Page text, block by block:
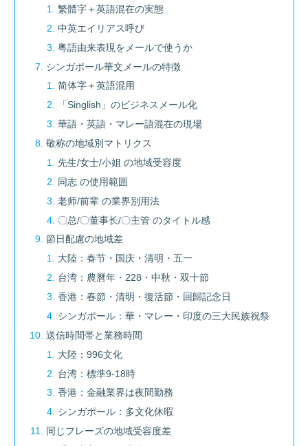
繁體字＋英語混在の実態
中英エイリアス呼び
粤語由来表現をメールで使うか
シンガポール華文メールの特徴
简体字＋英語混用
「Singlish」のビジネスメール化
華語・英語・マレー語混在の現場
敬称の地域別マトリクス
先生/女士/小姐 の地域受容度
同志 の使用範囲
老师/前辈 の業界別用法
〇总/〇董事长/〇主管 のタイトル感
節日配慮の地域差
大陸：春节・国庆・清明・五一
台湾：農曆年・228・中秋・双十節
香港：春節・清明・復活節・回歸記念日
シンガポール：華・マレー・印度の三大民族祝祭
送信時間帯と業務時間
大陸：996文化
台湾：標準9-18時
香港：金融業界は夜間勤務
シンガポール：多文化休暇
同じフレーズの地域受容度差